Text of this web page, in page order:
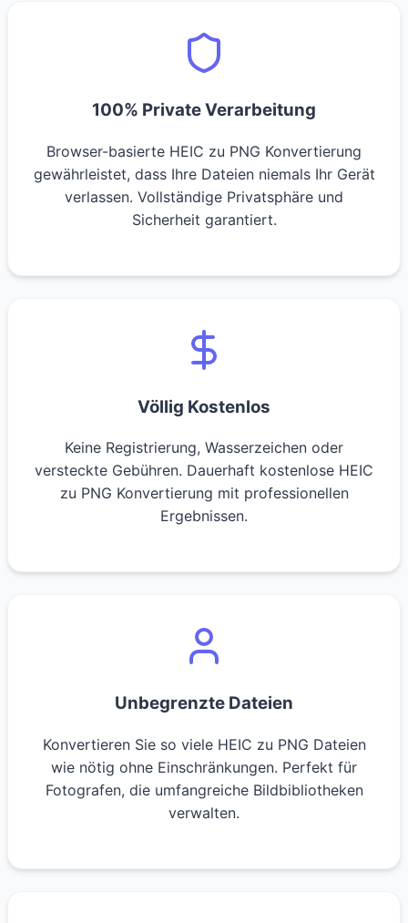
100% Private Verarbeitung
Browser-basierte HEIC zu PNG Konvertierung
gewährleistet, dass Ihre Dateien niemals Ihr Gerät
verlassen. Vollständige Privatsphäre und
Sicherheit garantiert.
Völlig Kostenlos
Keine Registrierung, Wasserzeichen oder
versteckte Gebühren. Dauerhaft kostenlose HEIC
zu PNG Konvertierung mit professionellen
Ergebnissen.
Unbegrenzte Dateien
Konvertieren Sie so viele HEIC zu PNG Dateien
wie nötig ohne Einschränkungen. Perfekt für
Fotografen, die umfangreiche Bildbibliotheken
verwalten.